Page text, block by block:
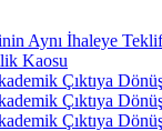
Aynı İhaleye
Kaosu
Çıktıya
Çıktıya
Çıktıya